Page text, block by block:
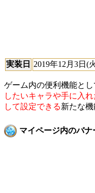
実装日 2019年12月3日(
ゲーム内の便利機能と
したいキャラや手に入
して設定できる新たな機
マイページ内のバ